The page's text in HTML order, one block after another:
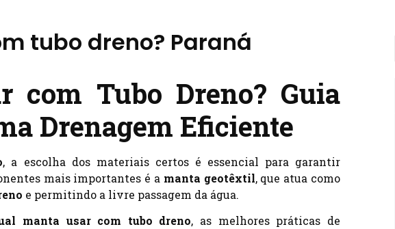
tubo dreno? Paraná
com Tubo Dreno? Guia
Drenagem Eficiente
, a escolha dos materiais certos é essencial para garantir
mais importantes é a manta geotêxtil, que atua como
e permitindo a livre passagem da água.
manta usar com tubo dreno, as melhores práticas de